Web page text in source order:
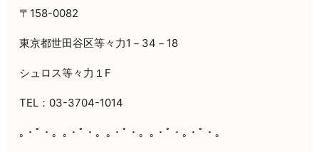
〒158-0082
東京都世田谷区等々力1－34－18
シュロス等々力１F
TEL：03-3704-1014
｡・ﾟ・。｡・ﾟ・。｡・ﾟ・。｡・ﾟ・｡・ﾟ・。